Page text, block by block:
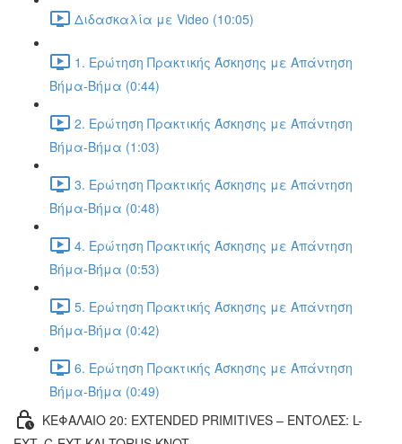
Διδασκαλία με Video (10:05)
1. Ερώτηση Πρακτικής Άσκησης με Απάντηση
Βήμα-Βήμα (0:44)
2. Ερώτηση Πρακτικής Άσκησης με Απάντηση
Βήμα-Βήμα (1:03)
3. Ερώτηση Πρακτικής Άσκησης με Απάντηση
Βήμα-Βήμα (0:48)
4. Ερώτηση Πρακτικής Άσκησης με Απάντηση
Βήμα-Βήμα (0:53)
5. Ερώτηση Πρακτικής Άσκησης με Απάντηση
Βήμα-Βήμα (0:42)
6. Ερώτηση Πρακτικής Άσκησης με Απάντηση
Βήμα-Βήμα (0:49)
ΚΕΦΑΛΑΙΟ 20: EXTENDED PRIMITIVES – ΕΝΤΟΛΕΣ: L-